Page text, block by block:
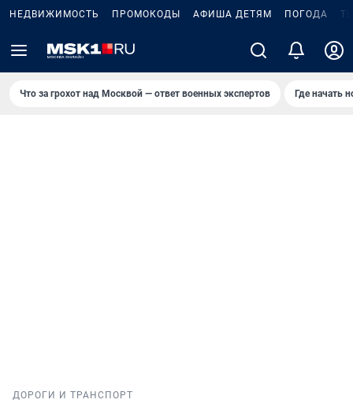
НЕДВИЖИМОСТЬ ПРОМОКОДЫ АФИША ДЕТЯМ ПОГОДА
Что за грохот над Москвой — ответ военных экспертов Где начать
ДОРОГИ И ТРАНСПОРТ